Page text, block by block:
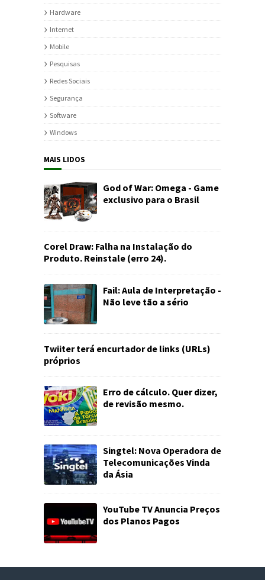
Hardware
Internet
Mobile
Pesquisas
Redes Sociais
Segurança
Software
Windows
MAIS LIDOS
God of War: Omega - Game
exclusivo para o Brasil
Corel Draw: Falha na Instalação do
Produto. Reinstale (erro 24).
Fail: Aula de Interpretação -
Não leve tão a sério
Twiiter terá encurtador de links (URLs)
próprios
Erro de cálculo. Quer dizer,
de revisão mesmo.
Singtel: Nova Operadora de
Telecomunicações Vinda
da Ásia
YouTube TV Anuncia Preços
dos Planos Pagos